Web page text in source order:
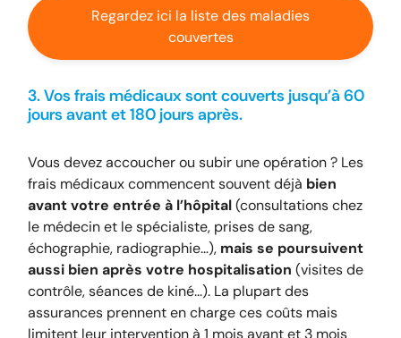
Regardez ici la liste des maladies
couvertes
3. Vos frais médicaux sont couverts jusqu’à 60
jours avant et 180 jours après.
Vous devez accoucher ou subir une opération ? Les
frais médicaux commencent souvent déjà bien
avant votre entrée à l’hôpital(consultations chez
le médecin et le spécialiste, prises de sang,
échographie, radiographie…), mais se poursuivent
aussi bien après votre hospitalisation (visites de
contrôle, séances de kiné...). La plupart des
assurances prennent en charge ces coûts mais
limitent leur intervention à 1 mois avant et 3 mois